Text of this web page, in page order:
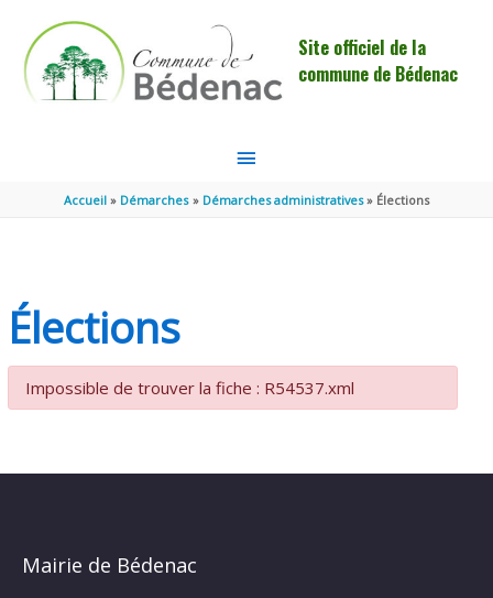
Site officiel de la
commune de Bédenac
MENU
PRINCIPAL
Accueil Démarches Démarches administratives Élections
Élections
Impossible de trouver la fiche : R54537.xml
Mairie de Bédenac